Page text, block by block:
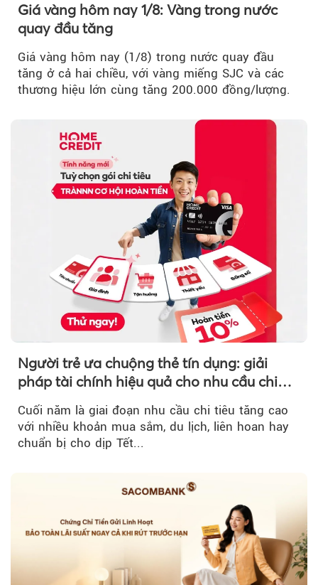
Giá vàng hôm nay 1/8: Vàng trong nước
quay đầu tăng
Giá vàng hôm nay (1/8) trong nước quay đầu
tăng ở cả hai chiều, với vàng miếng SJC và các
thương hiệu lớn cùng tăng 200.000 đồng/lượng.
Người trẻ ưa chuộng thẻ tín dụng: giải
pháp tài chính hiệu quả cho nhu cầu chi
Cuối năm là giai đoạn nhu cầu chi tiêu tăng cao
với nhiều khoản mua sắm, du lịch, liên hoan hay
chuẩn bị cho dịp Tết...